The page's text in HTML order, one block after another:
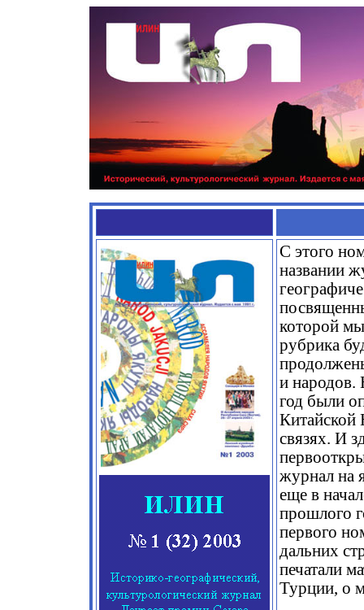
С этого
названии
которой
рубрика
и народов.
год были
Китайской
связях. И
журнал на
еще в
прошлого
первого
дальних
печатали
Турции, о